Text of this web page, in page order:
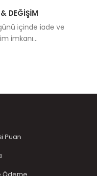
DEĞİŞİM
içinde iade ve
imkanı...
Puan